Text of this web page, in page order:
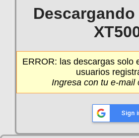
ERROR: las descargas solo
usuarios
Ingresa con tu e-
Sign